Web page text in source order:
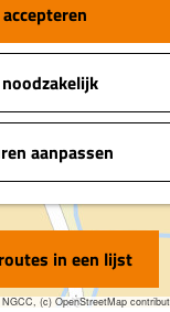
aanpassen
i
s
e
l
a
(c) OpenStreetMap
in een lijst